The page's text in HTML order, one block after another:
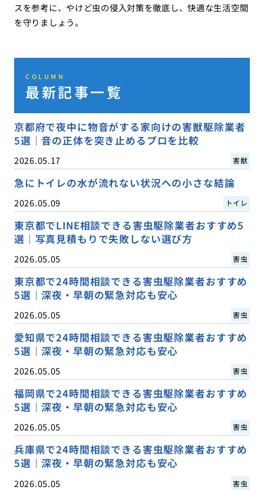
スを参考に、やけど虫の侵入対策を徹底し、快適な生活空間
を守りましょう。
COLUMN
最新記事一覧
京都府で夜中に物音がする家向けの害獣駆除業者
5選｜音の正体を突き止めるプロを比較
2026.05.17 害獣
急にトイレの水が流れない状況への小さな結論
2026.05.09 トイレ
東京都でLINE相談できる害虫駆除業者おすすめ5
選｜写真見積もりで失敗しない選び方
2026.05.05 害虫
東京都で24時間相談できる害虫駆除業者おすすめ
5選｜深夜・早朝の緊急対応も安心
2026.05.05 害虫
愛知県で24時間相談できる害虫駆除業者おすすめ
5選｜深夜・早朝の緊急対応も安心
2026.05.05 害虫
福岡県で24時間相談できる害虫駆除業者おすすめ
5選｜深夜・早朝の緊急対応も安心
2026.05.05 害虫
兵庫県で24時間相談できる害虫駆除業者おすすめ
5選｜深夜・早朝の緊急対応も安心
2026.05.05 害虫